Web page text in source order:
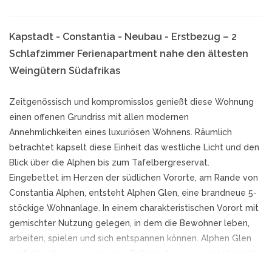
Kapstadt - Constantia - Neubau - Erstbezug – 2
Schlafzimmer Ferienapartment nahe den ältesten
Weingütern Südafrikas
Zeitgenössisch und kompromisslos genießt diese Wohnung
einen offenen Grundriss mit allen modernen
Annehmlichkeiten eines luxuriösen Wohnens. Räumlich
betrachtet kapselt diese Einheit das westliche Licht und den
Blick über die Alphen bis zum Tafelbergreservat.
Eingebettet im Herzen der südlichen Vororte, am Rande von
Constantia Alphen, entsteht Alphen Glen, eine brandneue 5-
stöckige Wohnanlage. In einem charakteristischen Vorort mit
gemischter Nutzung gelegen, in dem die Bewohner leben,
arbeiten, spielen und sich entspannen können. Alphen Glen